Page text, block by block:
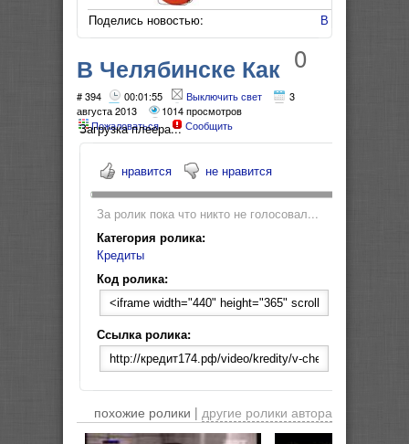
Поделись новостью: В Мой Мир
0
В Челябинске Как
получить кредит
частному
предпринимателю?
# 394 00:01:55 Выключить свет
3
августа 2013
1014 просмотров
Пожаловаться
Сообщить
Загрузка плеера...
нравится не нравится
За ролик пока что никто не голосовал...
Категория ролика:
Кредиты
Код ролика:
Ссылка ролика:
похожие ролики | другие ролики автора